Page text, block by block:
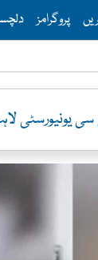
menu for
پروگرامز
یونیورسٹی